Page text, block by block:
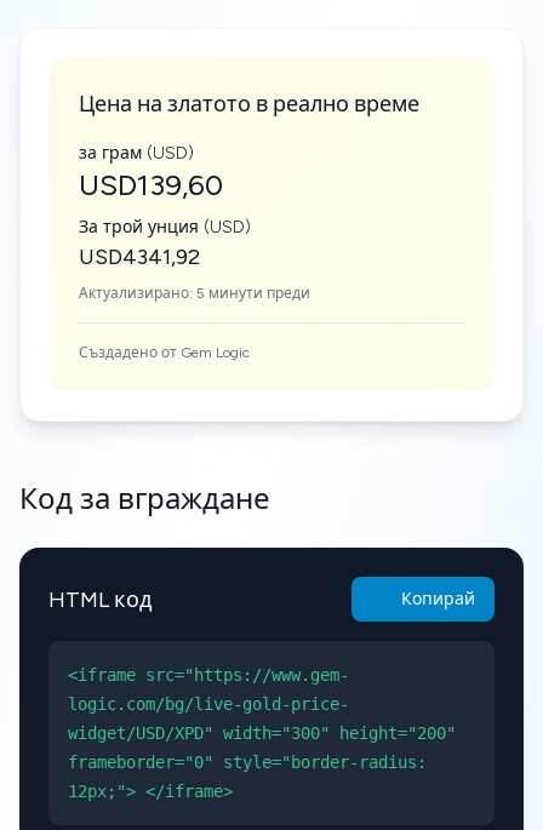
Цена на златото в реално време
за грам (USD)
USD139,60
За трой унция (USD)
USD4341,92
Актуализирано: 5 минути преди
Създадено от Gem Logic
Код за вграждане
HTML код Копирай
<iframe src="https://www.gem-
logic.com/bg/live-gold-price-
widget/USD/XPD" width="300" height="200"
frameborder="0" style="border-radius:
12px;"> </iframe>